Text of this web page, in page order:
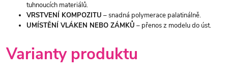
tuhnoucích materiálů.
VRSTVENÍ KOMPOZITU – snadná polymerace palatinálně.
UMÍSTĚNÍ VLÁKEN NEBO ZÁMKŮ – přenos z modelu do úst.
Varianty produktu